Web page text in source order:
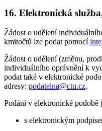
16. Elektronická
Žádost o udělení
kmitočtů lze podat pomocí
Žádost o udělení (změnu,
individuálního oprávnění k
podat také v elektronické
adresy: podatelna@ctu.cz.
Podání v elektronické podobě
s elektronickým